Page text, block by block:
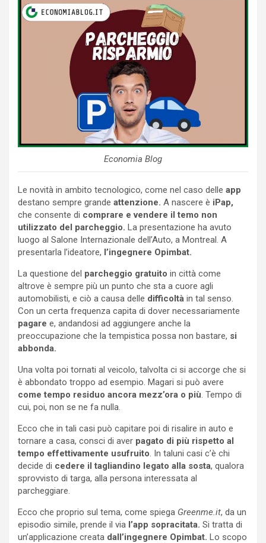
Economia Blog
Le novità in ambito tecnologico, come nel caso delle app
destano sempre grande attenzione. A nascere è iPap,
che consente di comprare e vendere il temo non
utilizzato del parcheggio. La presentazione ha avuto
luogo al Salone Internazionale dell’Auto, a Montreal. A
presentarla l’ideatore, l’ingegnere Opimbat.
La questione del parcheggio gratuito in città come
altrove è sempre più un punto che sta a cuore agli
automobilisti, e ciò a causa delle difficoltà in tal senso.
Con un certa frequenza capita di dover necessariamente
pagare e, andandosi ad aggiungere anche la
preoccupazione che la tempistica possa non bastare, si
abbonda.
Una volta poi tornati al veicolo, talvolta ci si accorge che si
è abbondato troppo ad esempio. Magari si può avere
come tempo residuo ancora mezz’ora o più . Tempo di
cui, poi, non se ne fa nulla.
Ecco che in tali casi può capitare poi di risalire in auto e
tornare a casa, consci di aver pagato di più rispetto al
tempo effettivamente usufruito . In taluni casi c’è chi
decide di cedere il tagliandino legato alla sosta, qualora
sprovvisto di targa, alla persona interessata al
parcheggiare.
Ecco che proprio sul tema, come spiega Greenme.it, da un
episodio simile, prende il via l’app sopracitata. Si tratta di
un’applicazione creata dall’ingegnere Opimbat. Lo scopo